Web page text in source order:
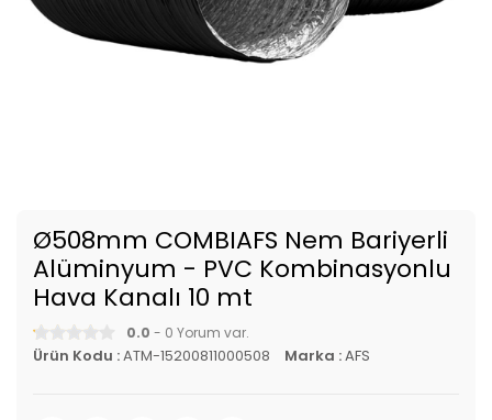
Ø508mm COMBIAFS Nem Bariyerli
Alüminyum - PVC Kombinasyonlu
Hava Kanalı 10 mt
0.0 - 0 Yorum var.
Ürün Kodu :ATM-15200811000508 Marka :AFS